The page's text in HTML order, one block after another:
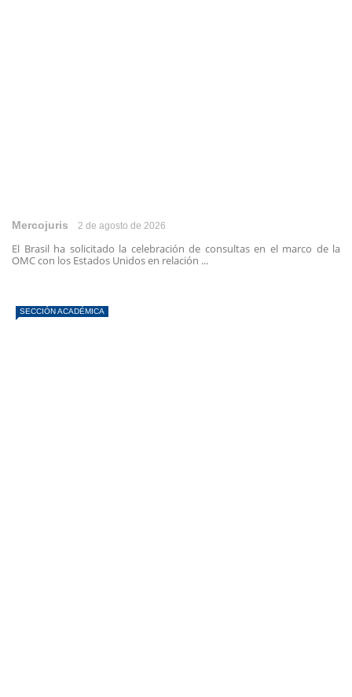
Mercojuris 2 de agosto de 2026
El Brasil ha solicitado la celebración de consultas en el marco de la
OMC con los Estados Unidos en relación ...
SECCIÓN ACADÉMICA